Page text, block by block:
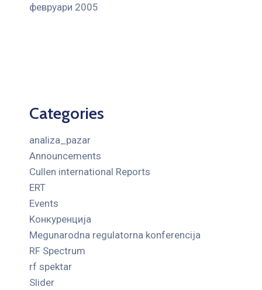
февруари 2005
Categories
analiza_pazar
Announcements
Cullen international Reports
ERT
Events
Kонкуренција
Megunarodna regulatorna konferencija
RF Spectrum
rf spektar
Slider